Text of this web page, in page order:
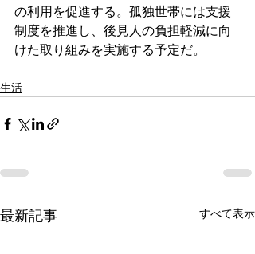
の利用を促進する。孤独世帯には支援
制度を推進し、後見人の負担軽減に向
けた取り組みを実施する予定だ。
生活
最新記事 すべて表示